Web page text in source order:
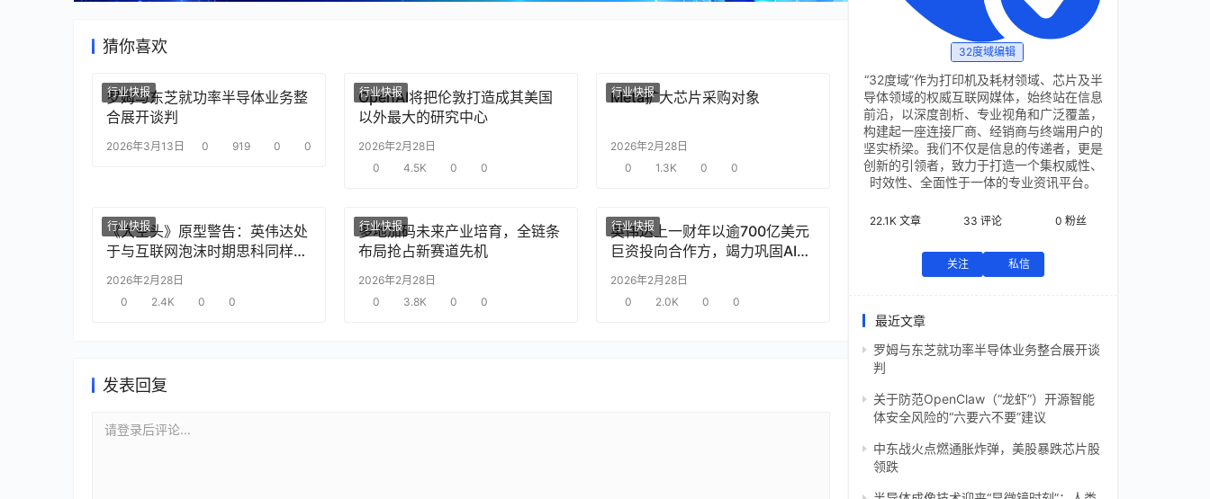
猜你喜欢
行业快报
罗姆与东芝就功率半导体业务整
合展开谈判
2026年3月13日 0 919 0 0
行业快报
OpenAI将把伦敦打造成其美国
以外最大的研究中心
2026年2月28日
0
4.5K 0 0
行业快报
Meta扩大芯片采购对象
2026年2月28日
0
1.3K 0 0
行业快报
《大空头》原型警告：英伟达处
于与互联网泡沫时期思科同样的
“危险境地”
2026年2月28日
0
2.4K 0 0
行业快报
多地加码未来产业培育，全链条
布局抢占新赛道先机
2026年2月28日
0
3.8K 0 0
行业快报
英伟达上一财年以逾700亿美元
巨资投向合作方，竭力巩固AI芯
片需求
2026年2月28日
0
2.0K 0 0
发表回复
请登录后评论...
32度域编辑
“32度域”作为打印机及耗材领域、芯片及半
导体领域的权威互联网媒体，始终站在信息
前沿，以深度剖析、专业视角和广泛覆盖，
构建起一座连接厂商、经销商与终端用户的
坚实桥梁。我们不仅是信息的传递者，更是
创新的引领者，致力于打造一个集权威性、
时效性、全面性于一体的专业资讯平台。
22.1K 文章 33 评论 0 粉丝
关注 私信
最近文章
罗姆与东芝就功率半导体业务整合展开谈
判
关于防范OpenClaw（“龙虾”）开源智能
体安全风险的“六要六不要”建议
中东战火点燃通胀炸弹，美股暴跌芯片股
领跌